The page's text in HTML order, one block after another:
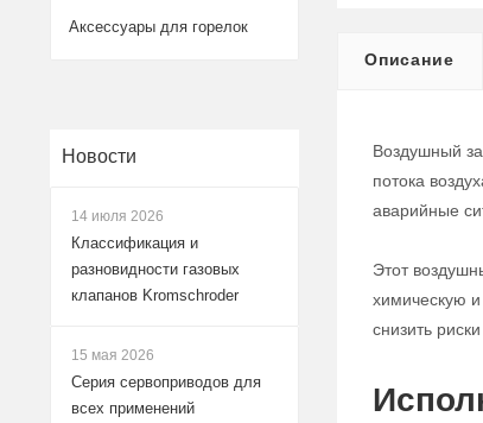
Описание
Воздушный
потока
аварийные
Этот
химическую
снизить
Аксессуары для горелок
Новости
14 июля 2026
Классификация и
разновидности газовых
клапанов Kromschroder
15 мая 2026
Серия сервоприводов для
всех применений